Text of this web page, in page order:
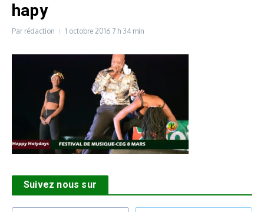
hapy
Par rédaction 1 octobre 2016 7 h 34 min
Suivez nous sur